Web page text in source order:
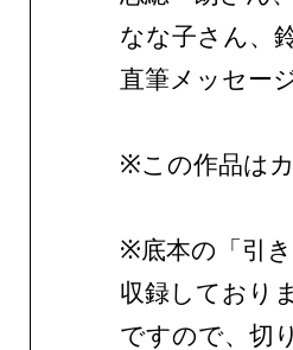
なな子さん、
直筆メッセー
※この作品はカ
※底本の「引
収録しており
ですので、切